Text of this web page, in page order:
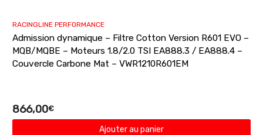
RACINGLINE PERFORMANCE
Admission dynamique – Filtre Cotton Version R601 EVO –
MQB/MQBE – Moteurs 1.8/2.0 TSI EA888.3 / EA888.4 –
Couvercle Carbone Mat – VWR1210R601EM
866,00€
Ajouter au panier